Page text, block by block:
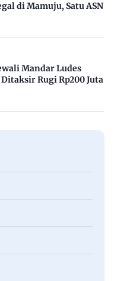
di Mamuju, Satu ASN
Mandar Ludes
Rugi Rp200 Juta